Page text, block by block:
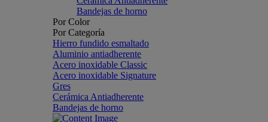
Bandejas de horno
Por Color
Por Categoría
Hierro fundido esmaltado
Aluminio antiadherente
Acero inoxidable Classic
Acero inoxidable Signature
Gres
Cerámica Antiadherente
Bandejas de horno